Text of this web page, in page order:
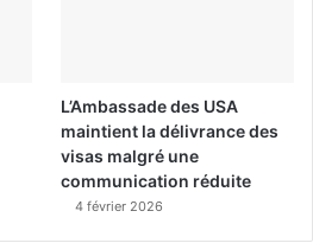
L’Ambassade des USA
maintient la délivrance des
visas malgré une
communication réduite
4 février 2026